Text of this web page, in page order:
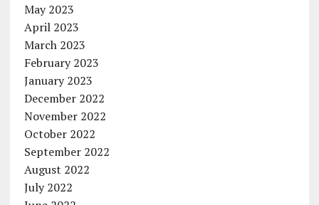
May 2023
April 2023
March 2023
February 2023
January 2023
December 2022
November 2022
October 2022
September 2022
August 2022
July 2022